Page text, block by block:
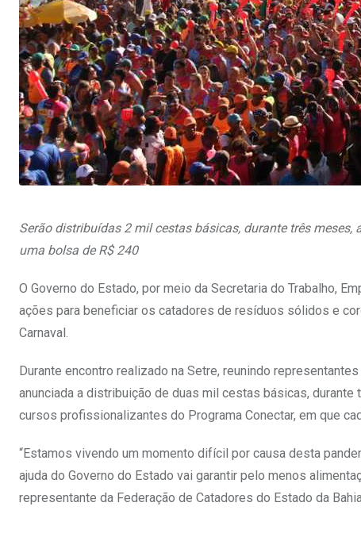
Serão distribuídas 2 mil cestas básicas, durante três
uma bolsa de R$ 240
O Governo do Estado, por meio da Secretaria do Trabalho,
ações para beneficiar os catadores de resíduos sólidos e
Carnaval.
Durante encontro realizado na Setre, reunindo
anunciada a distribuição de duas mil cestas básicas,
cursos profissionalizantes do Programa Conectar, em que
“Estamos vivendo um momento difícil por causa desta
ajuda do Governo do Estado vai garantir pelo menos
representante da Federação de Catadores do Estado da